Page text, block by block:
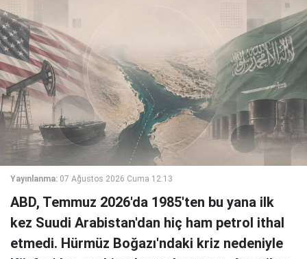
Yayınlanma: 07 Ağustos 2026 Cuma 12:13
ABD, Temmuz 2026'da 1985'ten bu yana ilk
kez Suudi Arabistan'dan hiç ham petrol ithal
etmedi. Hürmüz Boğazı'ndaki kriz nedeniyle